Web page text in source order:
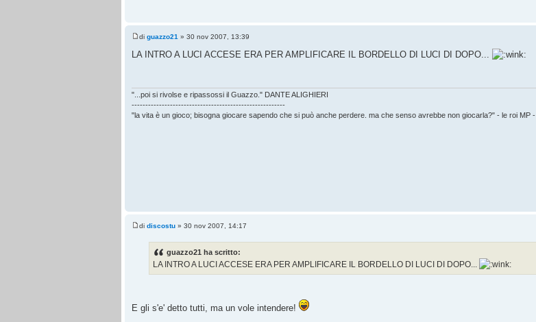
di guazzo21 » 30 nov 2007, 13:39
LA INTRO A LUCI ACCESE ERA PER AMPLIFICARE IL BORDELLO DI LUCI DI DOPO...
"...poi si rivolse e ripassossi il Guazzo." DANTE ALIGHIERI
--------------------------------------------------------
"la vita è un gioco; bisogna giocare sapendo che si può anche perdere. ma che senso avrebbe non giocarla?" - le roi MP -
di discostu » 30 nov 2007, 14:17
guazzo21 ha scritto:
LA INTRO A LUCI ACCESE ERA PER AMPLIFICARE IL BORDELLO DI LUCI DI DOPO...
E gli s'e' detto tutti, ma un vole intendere!